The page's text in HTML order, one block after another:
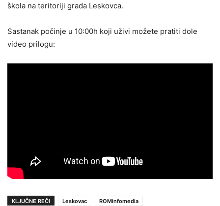
škola na teritoriji grada Leskovca.
Sastanak počinje u 10:00h koji uživi možete pratiti dole
video prilogu:
KLJUČNE REČI Leskovac ROMinfomedia